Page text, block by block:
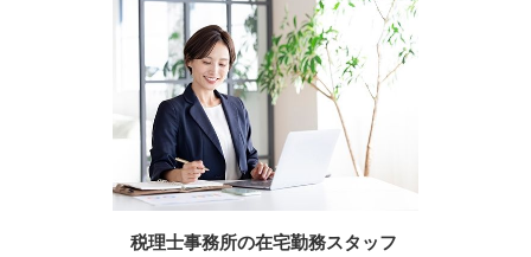
税理士事務所の在宅勤務スタッフ